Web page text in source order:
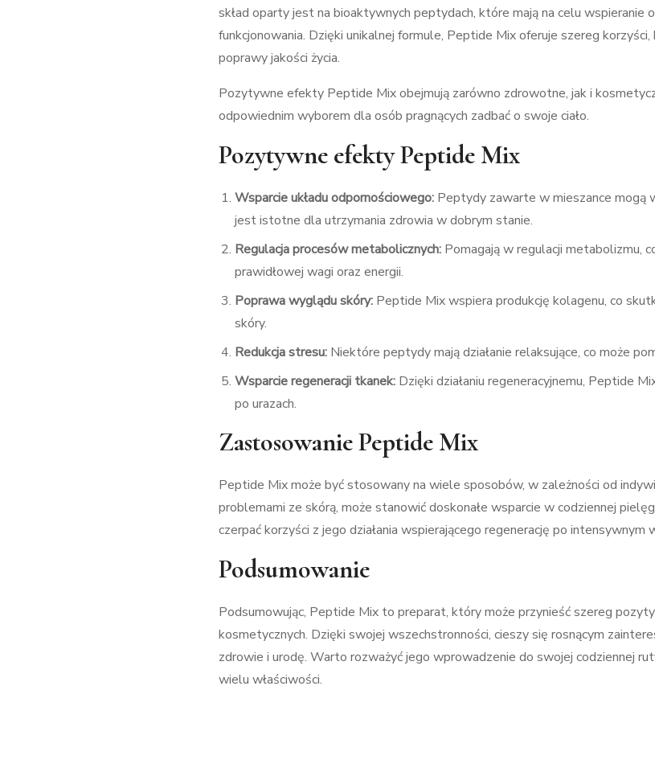
skład oparty jest na bioaktywnych peptydach, które mają na celu wspieranie
funkcjonowania. Dzięki unikalnej formule, Peptide Mix oferuje szereg
poprawy jakości życia.
Pozytywne efekty Peptide Mix obejmują zarówno zdrowotne, jak i
odpowiednim wyborem dla osób pragnących zadbać o swoje ciało.
Pozytywne efekty Peptide Mix
Wsparcie układu odpornościowego: Peptydy zawarte w mieszance mogą
jest istotne dla utrzymania zdrowia w dobrym stanie.
Regulacja procesów metabolicznych: Pomagają w regulacji metabolizmu,
prawidłowej wagi oraz energii.
Poprawa wyglądu skóry: Peptide Mix wspiera produkcję kolagenu, co
skóry.
Redukcja stresu: Niektóre peptydy mają działanie relaksujące, co może
Wsparcie regeneracji tkanek: Dzięki działaniu regeneracyjnemu, Peptide
po urazach.
Zastosowanie Peptide Mix
Peptide Mix może być stosowany na wiele sposobów, w zależności od
problemami ze skórą, może stanowić doskonałe wsparcie w codziennej
czerpać korzyści z jego działania wspierającego regenerację po intensywnym
Podsumowanie
Podsumowując, Peptide Mix to preparat, który może przynieść szereg
kosmetycznych. Dzięki swojej wszechstronności, cieszy się rosnącym
zdrowie i urodę. Warto rozważyć jego wprowadzenie do swojej codziennej
wielu właściwości.